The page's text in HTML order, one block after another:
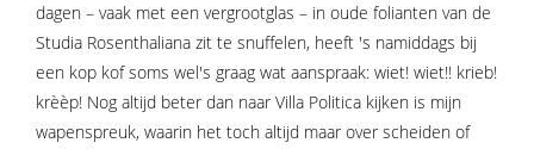
dagen – vaak met een vergrootglas – in oude folianten van de
Studia Rosenthaliana zit te snuffelen, heeft 's namiddags bij
een kop kof soms wel's graag wat aanspraak: wiet! wiet!! krieb!
krèèp! Nog altijd beter dan naar Villa Politica kijken is mijn
wapenspreuk, waarin het toch altijd maar over scheiden of